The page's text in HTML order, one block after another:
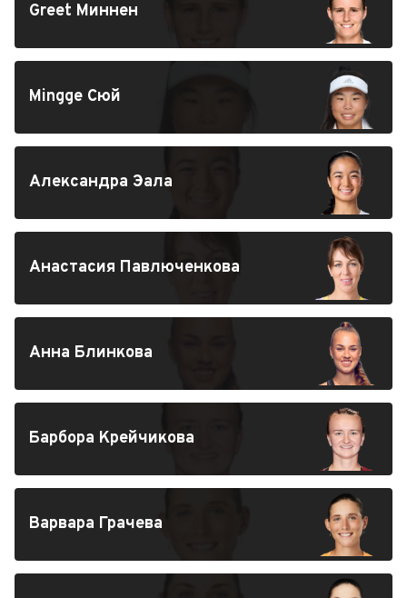
Greet Миннен
Mingge Сюй
Александра Эала
Анастасия Павлюченкова
Анна Блинкова
Барбора Крейчикова
Варвара Грачева